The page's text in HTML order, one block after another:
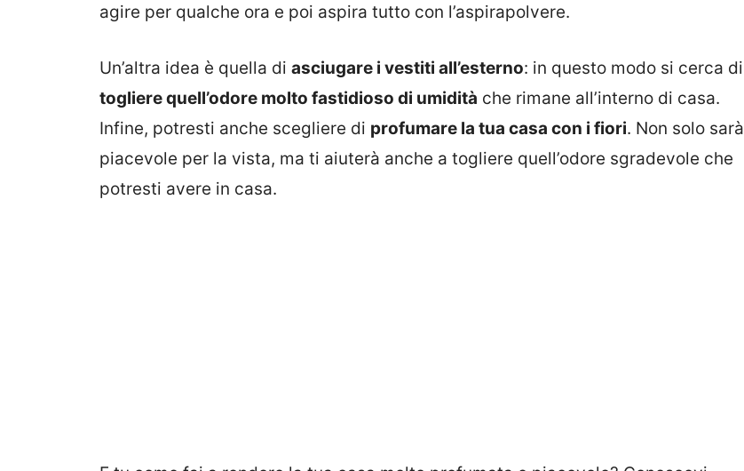
agire per qualche ora e poi aspira tutto con l’aspirapolvere.
Un’altra idea è quella di asciugare i vestiti all’esterno: in questo modo si cerca di
togliere quell’odore molto fastidioso di umidità che rimane all’interno di casa.
Infine, potresti anche scegliere di profumare la tua casa con i fiori. Non solo sarà
piacevole per la vista, ma ti aiuterà anche a togliere quell’odore sgradevole che
potresti avere in casa.